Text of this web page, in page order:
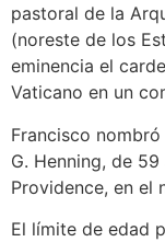
pastoral de la
(noreste de los
eminencia el
Vaticano en un
Francisco
G. Henning, de
Providence, en el
El límite de edad